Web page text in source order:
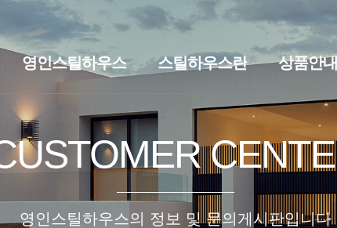
영인스틸하우스
브랜드스토리 찾아오시는길
스틸하우스란
스틸하우스란
상품안내
세컨하우
영인스틸하우스의 정보 및 문의게시판입니다